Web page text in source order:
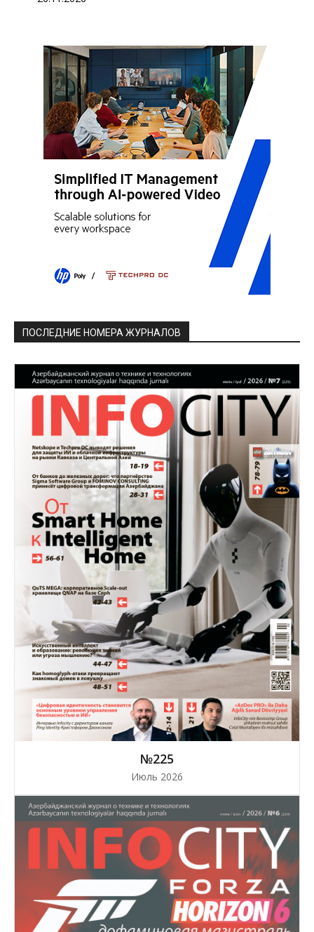
ПОСЛЕДНИЕ НОМЕРА ЖУРНАЛОВ
№225
Июль 2026